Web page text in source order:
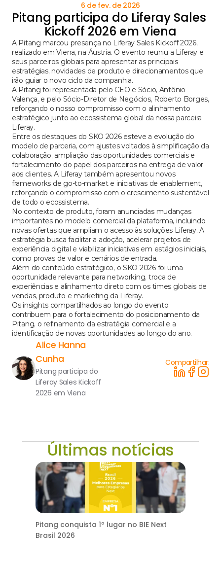
6 de fev. de 2026
Pitang participa do Liferay Sales
Kickoff 2026 em Viena
A Pitang marcou presença no Liferay Sales Kickoff 2026,
realizado em Viena, na Áustria. O evento reuniu a Liferay e
seus parceiros globais para apresentar as principais
estratégias, novidades de produto e direcionamentos que
irão guiar o novo ciclo da companhia.
A Pitang foi representada pelo CEO e Sócio, Antônio
Valença, e pelo Sócio-Diretor de Negócios, Roberto Borges,
reforçando o nosso compromisso com o alinhamento
estratégico junto ao ecossistema global da nossa parceira
Liferay.
Entre os destaques do SKO 2026 esteve a evolução do
modelo de parceria, com ajustes voltados à simplificação da
colaboração, ampliação das oportunidades comerciais e
fortalecimento do papel dos parceiros na entrega de valor
aos clientes. A Liferay também apresentou novos
frameworks de go-to-market e iniciativas de enablement,
reforçando o compromisso com o crescimento sustentável
de todo o ecossistema.
No contexto de produto, foram anunciadas mudanças
importantes no modelo comercial da plataforma, incluindo
novas ofertas que ampliam o acesso às soluções Liferay. A
estratégia busca facilitar a adoção, acelerar projetos de
experiência digital e viabilizar iniciativas em estágios iniciais,
como provas de valor e cenários de entrada.
Além do conteúdo estratégico, o SKO 2026 foi uma
oportunidade relevante para networking, troca de
experiências e alinhamento direto com os times globais de
vendas, produto e marketing da Liferay.
Os insights compartilhados ao longo do evento
contribuem para o fortalecimento do posicionamento da
Pitang, o refinamento da estratégia comercial e a
identificação de novas oportunidades ao longo do ano.
Alice Hanna
Cunha
Pitang participa do
Liferay Sales Kickoff
2026 em Viena
Compartilhar:
Últimas notícias
Pitang conquista 1º lugar no BIE Next
Brasil 2026